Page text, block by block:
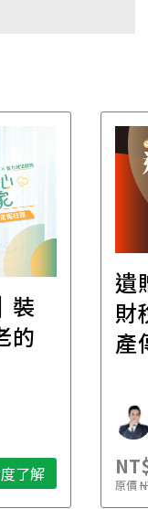
裝
的
了解
遺
財
產
原價